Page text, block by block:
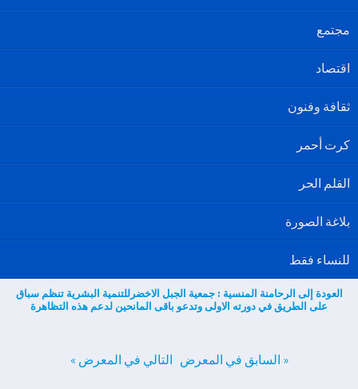
مجتمع
اقتصاد
ثقافة وفنون
كرت أحمر
القلم الحر
بلاغة الصورة
للنساء فقط
العودة إلى الرحامنة المنسية : جمعية الجبل الاخضرللتنمية البشرية تنظم سباق
على الطريق في دورته الاولى وتدعو باقى المانحين لدعم هذه التظاهرة
« السابق في المعرض التالي في المعرض »